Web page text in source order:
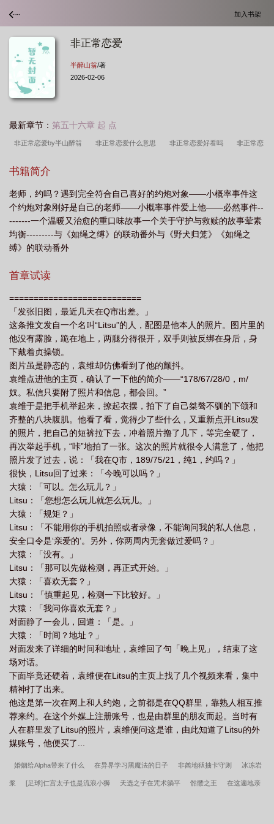
加入书架
非正常恋爱
半醉山翁/著
2026-02-06
最新章节： 第五十六章 起 点
非正常恋爱by半山醉翁 非正常恋爱什么意思 非正常恋爱好看吗 非正常恋
爱关系英文
正常恋爱韩剧 非正常恋爱推文 非正常恋爱短剧 非正常恋爱短剧免费观
看 非正常恋爱郑律袁维 非正常恋爱[ABO 非正常恋爱免费阅读 非正常
恋爱讲的什么 非正常恋爱关系在线观看 非正常恋爱夭甜怡 非正常恋爱半醉
山翁免费阅读 非正常恋爱合集
票房 非正常恋爱吧 非正常恋爱 半醉山翁 非正常恋爱by夭甜怡 非正常
恋爱在线阅读 非正常恋爱by半山烬 非正常恋爱by半醉山翁 非正常恋爱是
什么意思啊 非正常恋爱似是故人来
章 非正常恋爱txt 非正常恋爱演员表 非正常恋爱txt半醉山翁
爱玉葫芦 非正常恋爱by半山醉翁TXT
书籍简介
老师，约吗？遇到完全符合自己喜好的约炮对象——小概率事件这
个约炮对象刚好是自己的老师——小概率事件爱上他——必然事件--
-------一个温暖又治愈的重口味故事一个关于守护与救赎的故事荤素
均衡---------与《如绳之缚》的联动番外与《野犬归笼》《如绳之
缚》的联动番外
首章试读
===========================
「发张旧图，最近几天在Q市出差。」
这条推文发自一个名叫“Litsu”的人，配图是他本人的照片。图片里的
他没有露脸，跪在地上，两腿分得很开，双手则被反绑在身后，身
下戴着贞操锁。
图片虽是静态的，袁维却仿佛看到了他的颤抖。
袁维点进他的主页，确认了一下他的简介——“178/67/28/0，m/
奴。私信只要附了照片和信息，都会回。”
袁维于是把手机举起来，撩起衣摆，拍下了自己桀骜不驯的下颌和
齐整的八块腹肌。他看了看，觉得少了些什么，又重新点开Litsu发
的照片，把自己的短裤拉下去，冲着照片撸了几下，等完全硬了，
再次举起手机，“咔”地拍了一张。这次的照片就很令人满意了，他把
照片发了过去，说：「我在Q市，189/75/21，纯1，约吗？」
很快，Litsu回了过来：「今晚可以吗？」
大猿：「可以。怎么玩儿？」
Litsu：「您想怎么玩儿就怎么玩儿。」
大猿：「规矩？」
Litsu：「不能用你的手机拍照或者录像，不能询问我的私人信息，
安全口令是‘亲爱的’。另外，你两周内无套做过爱吗？」
大猿：「没有。」
Litsu：「那可以先做检测，再正式开始。」
大猿：「喜欢无套？」
Litsu：「慎重起见，检测一下比较好。」
大猿：「我问你喜欢无套？」
对面静了一会儿，回道：「是。」
大猿：「时间？地址？」
对面发来了详细的时间和地址，袁维回了句「晚上见」，结束了这
场对话。
下面毕竟还硬着，袁维便在Litsu的主页上找了几个视频来看，集中
精神打了出来。
他这是第一次在网上和人约炮，之前都是在QQ群里，靠熟人相互推
荐来约。在这个外媒上注册账号，也是由群里的朋友而起。当时有
人在群里发了Litsu的照片，袁维便问这是谁，由此知道了Litsu的外
媒账号，他便买了...
婚姻给Alpha带来了什么 在异界学习黑魔法的日子 非酋地狱抽卡守则 冰冻岩
浆 [足球]仁宫太子也是流浪小狮 天选之子在咒术躺平 骷髅之王 在这遍地亲